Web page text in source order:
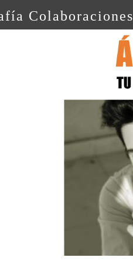
Colaboraciones